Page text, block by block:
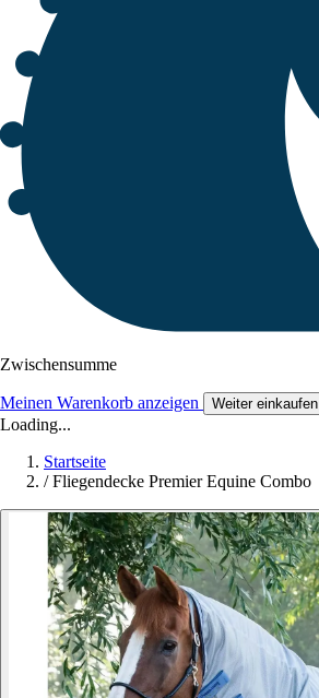
Zwischensumme
Meinen Warenkorb anzeigen Weiter einkaufen
Loading...
Startseite
/ Fliegendecke Premier Equine Combo